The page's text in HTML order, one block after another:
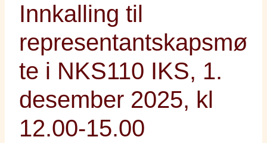
Innkalling til
representantskapsmø
te i NKS110 IKS, 1.
desember 2025, kl
12.00-15.00